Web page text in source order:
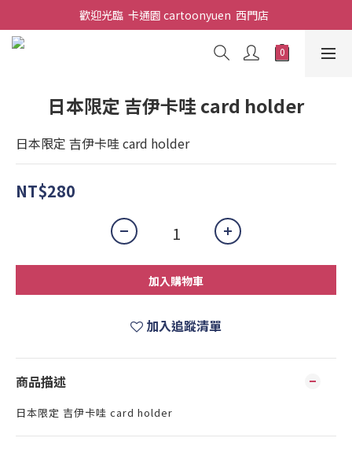
歡迎光臨  卡通園 cartoonyuen  西門店
日本限定 吉伊卡哇 card holder
日本限定 吉伊卡哇 card holder
NT$280
加入購物車
加入追蹤清單
商品描述
日本限定 吉伊卡哇 card holder